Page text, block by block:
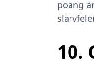
poäng
10.